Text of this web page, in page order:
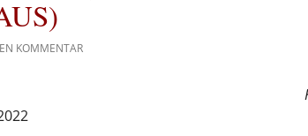
KOMMENTAR